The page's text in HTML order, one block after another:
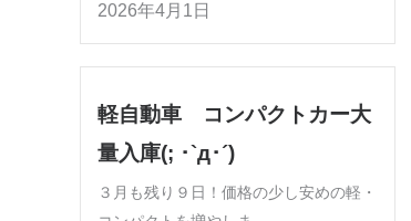
2026年4月1日
軽自動車 コンパクトカー大
量入庫(; ･`д･´)
３月も残り９日！価格の少し安めの軽・